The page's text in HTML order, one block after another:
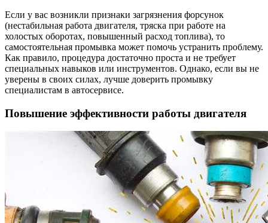
Если у вас возникли признаки загрязнения форсунок
(нестабильная работа двигателя, тряска при работе на
холостых оборотах, повышенный расход топлива), то
самостоятельная промывка может помочь устранить проблему.
Как правило, процедура достаточно проста и не требует
специальных навыков или инструментов. Однако, если вы не
уверены в своих силах, лучше доверить промывку
специалистам в автосервисе.
Повышение эффективности работы двигателя